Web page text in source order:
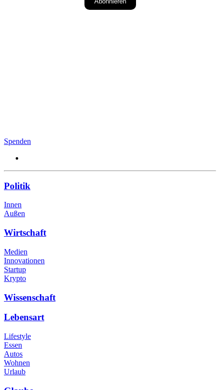
Spenden
Politik
Innen
Außen
Wirtschaft
Medien
Innovationen
Startup
Krypto
Wissenschaft
Lebensart
Lifestyle
Essen
Autos
Wohnen
Urlaub